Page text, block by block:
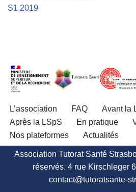
S1 2019
L’association FAQ Avant la
Après la LSpS
En pratique
Nos plateformes
Actualités
Association Tutorat Santé
réservés. 4 rue Kirschleger
contact@tutoratsante-